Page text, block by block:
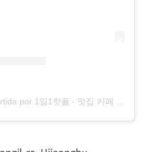
Una publicación compartida por 1일1핫플 - 맛집 카페 핫플 서울맛집 (@1day_1hotplace)